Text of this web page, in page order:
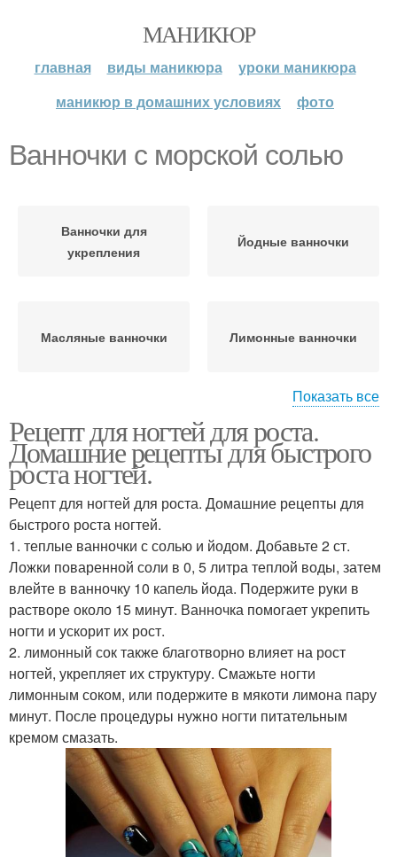
МАНИКЮР
главная виды маникюра
уроки маникюра
маникюр в домашних условиях
фото
Ванночки с морской солью
Ванночки для
укрепления
Йодные ванночки
Масляные ванночки Лимонные ванночки
условиях
маслами
Соль с витаминами
Ванночки из отваров
Соль для укрепления
Показать все
Рецепт для ногтей для роста.
Домашние рецепты для быстрого
роста ногтей.
Рецепт для ногтей для роста. Домашние рецепты для
быстрого роста ногтей.
1. теплые ванночки с солью и йодом. Добавьте 2 ст.
Ложки поваренной соли в 0, 5 литра теплой воды, затем
влейте в ванночку 10 капель йода. Подержите руки в
растворе около 15 минут. Ванночка помогает укрепить
ногти и ускорит их рост.
2. лимонный сок также благотворно влияет на рост
ногтей, укрепляет их структуру. Смажьте ногти
лимонным соком, или подержите в мякоти лимона пару
минут. После процедуры нужно ногти питательным
кремом смазать.